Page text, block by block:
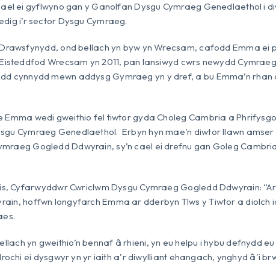
ei gyflwyno gan y Ganolfan Dysgu Cymraeg Genedlaethol i
i’r sector Dysgu Cymraeg.
ond bellach yn byw yn Wrecsam, cafodd Emma
Wrecsam yn 2011, pan lansiwyd cwrs newydd Cymraeg
cynnydd mewn addysg Gymraeg yn y dref, a bu Emma’n rhan
Emma wedi gweithio fel tiwtor gyda Choleg Cambria a
Cymraeg Genedlaethol. Erbyn hyn mae’n diwtor llawn
Gogledd Ddwyrain, sy’n cael ei drefnu gan Goleg
Cyfarwyddwr Cwriclwm Dysgu Cymraeg Gogledd Ddwyrain:
hoffwn longyfarch Emma ar dderbyn Tlws y Tiwtor a diolch
yn gweithio’n bennaf â rhieni, yn eu helpu i hybu defnydd
ei dysgwyr yn yr iaith a'r diwylliant ehangach, ynghyd â'i